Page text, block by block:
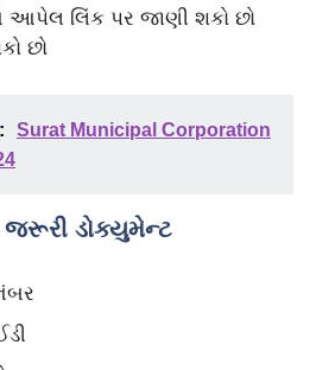
આપેલ લિંક પર જાણી શકો છો
છો
Surat Municipal Corporation
જરૂરી ડોક્યુમેન્ટ